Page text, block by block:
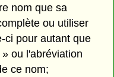
nom que sa
ou utiliser
ci pour autant que
ou l'abréviation
ce nom;